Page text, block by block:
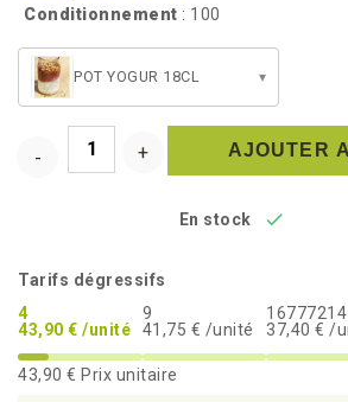
Conditionnement : 100
POT YOGUR 18CL ▾
AJOUTER
En stock 
Tarifs dégressifs
4
43,90 € /unité
9
41,75 € /unité
16777214
37,40 € /
43,90 € Prix unitaire